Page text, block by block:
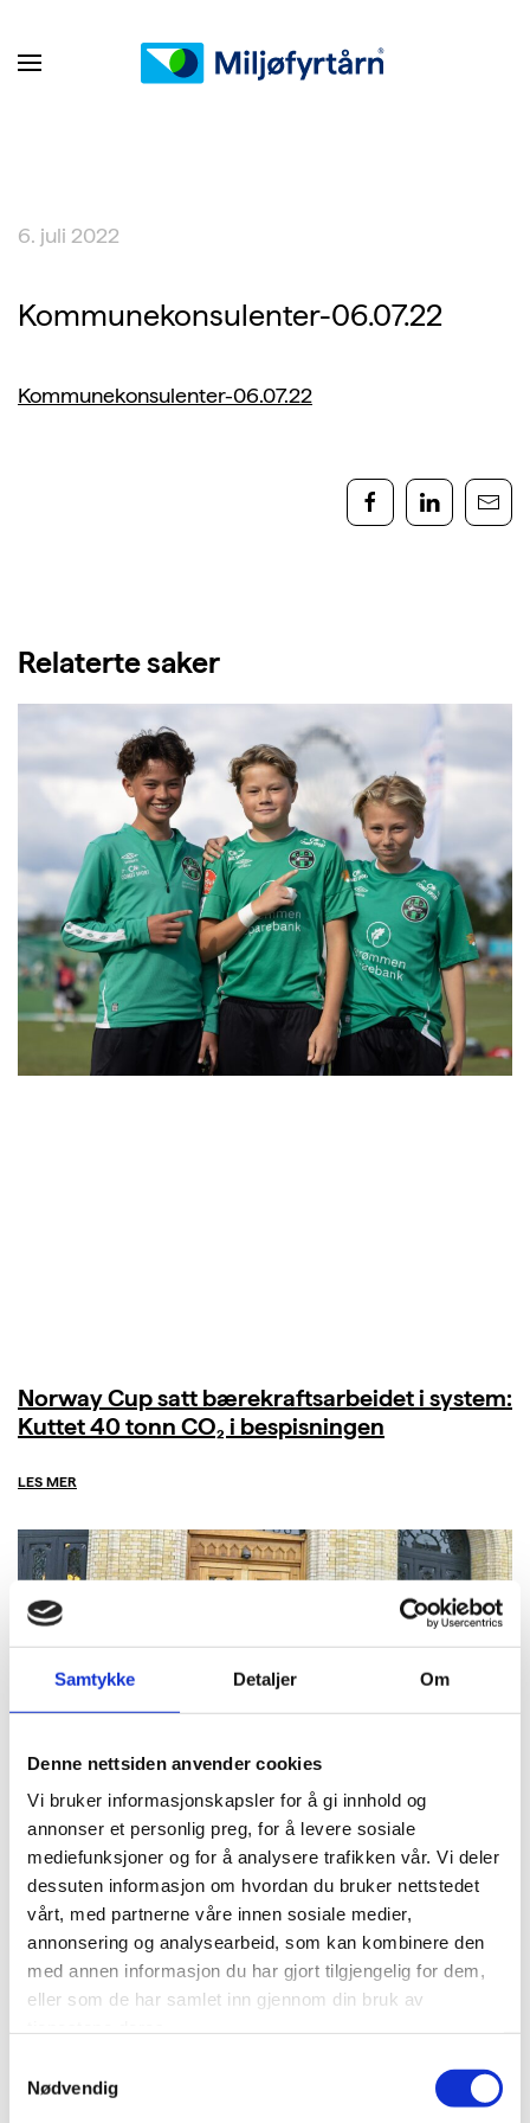
Samtykke Detaljer Om
Denne nettsiden anvender cookies
Vi bruker informasjonskapsler for å gi innhold og
annonser et personlig preg, for å levere sosiale
mediefunksjoner og for å analysere trafikken vår. Vi deler
dessuten informasjon om hvordan du bruker nettstedet
vårt, med partnerne våre innen sosiale medier,
annonsering og analysearbeid, som kan kombinere den
med annen informasjon du har gjort tilgjengelig for dem,
eller som de har samlet inn gjennom din bruk av
Nødvendig
6. juli 2022
Kommunekonsulenter-06.07.22
Kommunekonsulenter-06.07.22
Relaterte saker
Norway Cup satt bærekraftsarbeidet i system:
Kuttet 40 tonn CO₂ i bespisningen
LES MER